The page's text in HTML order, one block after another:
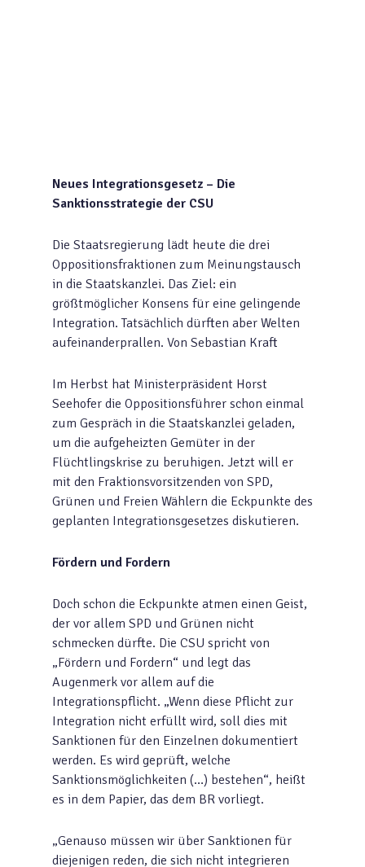
Neues Integrationsgesetz – Die
Sanktionsstrategie der CSU
Die Staatsregierung lädt heute die drei
Oppositionsfraktionen zum Meinungstausch
in die Staatskanzlei. Das Ziel: ein
größtmöglicher Konsens für eine gelingende
Integration. Tatsächlich dürften aber Welten
aufeinanderprallen. Von Sebastian Kraft
Im Herbst hat Ministerpräsident Horst
Seehofer die Oppositionsführer schon einmal
zum Gespräch in die Staatskanzlei geladen,
um die aufgeheizten Gemüter in der
Flüchtlingskrise zu beruhigen. Jetzt will er
mit den Fraktionsvorsitzenden von SPD,
Grünen und Freien Wählern die Eckpunkte des
geplanten Integrationsgesetzes diskutieren.
Fördern und Fordern
Doch schon die Eckpunkte atmen einen Geist,
der vor allem SPD und Grünen nicht
schmecken dürfte. Die CSU spricht von
„Fördern und Fordern“ und legt das
Augenmerk vor allem auf die
Integrationspflicht. „Wenn diese Pflicht zur
Integration nicht erfüllt wird, soll dies mit
Sanktionen für den Einzelnen dokumentiert
werden. Es wird geprüft, welche
Sanktionsmöglichkeiten (…) bestehen“, heißt
es in dem Papier, das dem BR vorliegt.
„Genauso müssen wir über Sanktionen für
diejenigen reden, die sich nicht integrieren